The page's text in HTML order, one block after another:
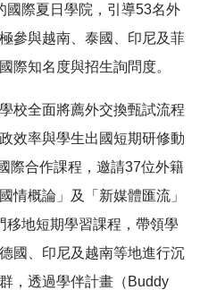
國際夏日學院，引導53名外
參與越南、泰國、印尼及菲
際知名度與招生詢問度。
校全面將薦外交換甄試流程
效率與學生出國短期研修動
際合作課程，邀請37位外籍
情概論」及「新媒體匯流」
移地短期學習課程，帶領學
國、印尼及越南等地進行沉
，透過學伴計畫（Buddy